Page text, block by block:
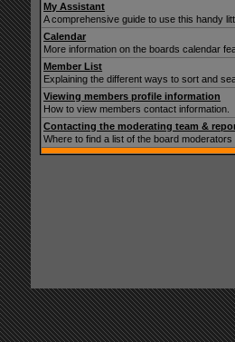
My Assistant
A comprehensive guide to use this handy
Calendar
More information on the boards calendar
Member List
Explaining the different ways to sort and
Viewing members profile information
How to view members contact information.
Contacting the moderating team &
Where to find a list of the board moderators